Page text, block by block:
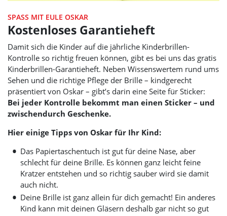
SPASS MIT EULE OSKAR
Kostenloses Garantieheft
Damit sich die Kinder auf die jährliche Kinderbrillen-
Kontrolle so richtig freuen können, gibt es bei uns das gratis
Kinderbrillen-Garantieheft. Neben Wissenswertem rund ums
Sehen und die richtige Pflege der Brille – kindgerecht
präsentiert von Oskar – gibt’s darin eine Seite für Sticker:
Bei jeder Kontrolle bekommt man einen Sticker – und
zwischendurch Geschenke.
Hier einige Tipps von Oskar für Ihr Kind:
Das Papiertaschentuch ist gut für deine Nase, aber
schlecht für deine Brille. Es können ganz leicht feine
Kratzer entstehen und so richtig sauber wird sie damit
auch nicht.
Deine Brille ist ganz allein für dich gemacht! Ein anderes
Kind kann mit deinen Gläsern deshalb gar nicht so gut